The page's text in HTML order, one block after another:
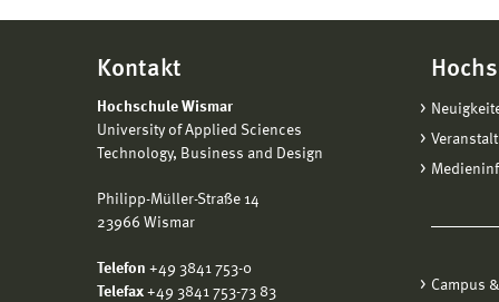
Kontakt
Hochschule Wismar
University of Applied Sciences
Technology, Business and Design
Philipp-Müller-Straße 14
23966 Wismar
Telefon +49 3841 753-0
Telefax +49 3841 753-73 83
Campus